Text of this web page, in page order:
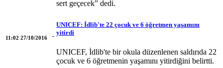
sert geçecek” dedi.
11:02 27/10/2016
UNICEF: İdlib'te 22 çocuk ve 6 öğretmen yaşamını
yitirdi
UNICEF, İdlib'te bir okula düzenlenen saldırıda 22
çocuk ve 6 öğretmenin yaşamını yitirdiğini belirtti.